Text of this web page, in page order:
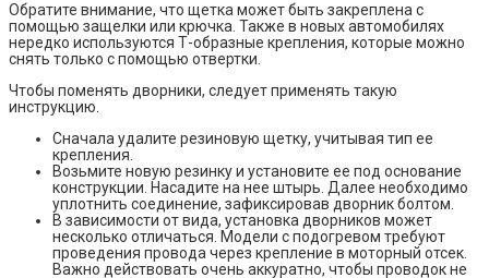
Обратите внимание, что щетка может быть закреплена с
помощью защелки или крючка. Также в новых автомобилях
нередко используются Т-образные крепления, которые можно
снять только с помощью отвертки.
Чтобы поменять дворники, следует применять такую
инструкцию.
Сначала удалите резиновую щетку, учитывая тип ее
крепления.
Возьмите новую резинку и установите ее под основание
конструкции. Насадите на нее штырь. Далее необходимо
уплотнить соединение, зафиксировав дворник болтом.
В зависимости от вида, установка дворников может
несколько отличаться. Модели с подогревом требуют
проведения провода через крепление в моторный отсек.
Важно действовать очень аккуратно, чтобы проводок не